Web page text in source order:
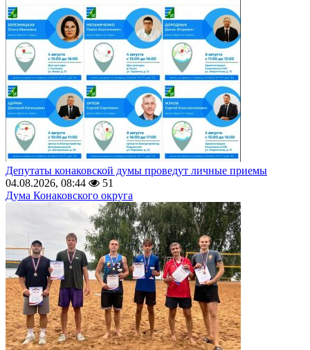
Депутаты конаковской думы проведут личные приемы
04.08.2026, 08:44
51
Дума Конаковского округа